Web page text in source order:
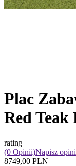
Plac
Red Teak
rating
(0 Opinii)Napisz
8749,00 PLN